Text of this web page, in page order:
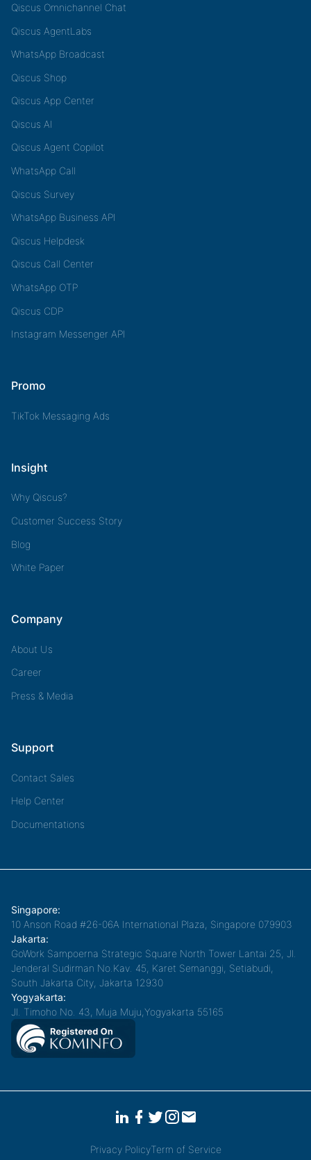
Qiscus Omnichannel Chat
Qiscus AgentLabs
WhatsApp Broadcast
Qiscus Shop
Qiscus App Center
Qiscus AI
Qiscus Agent Copilot
WhatsApp Call
Qiscus Survey
WhatsApp Business API
Qiscus Helpdesk
Qiscus Call Center
WhatsApp OTP
Qiscus CDP
Instagram Messenger API
Promo
TikTok Messaging Ads
Insight
Why Qiscus?
Customer Success Story
Blog
White Paper
Company
About Us
Career
Press & Media
Support
Contact Sales
Help Center
Documentations
Singapore:
10 Anson Road #26-06A International Plaza, Singapore 079903
Jakarta:
GoWork Sampoerna Strategic Square North Tower Lantai 25, Jl.
Jenderal Sudirman No.Kav. 45, Karet Semanggi, Setiabudi,
South Jakarta City, Jakarta 12930
Yogyakarta:
Jl. Timoho No. 43, Muja Muju,Yogyakarta 55165
Privacy PolicyTerm of Service